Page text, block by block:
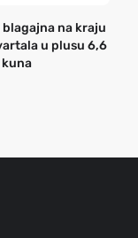
blagajna na kraju
u plusu 6,6